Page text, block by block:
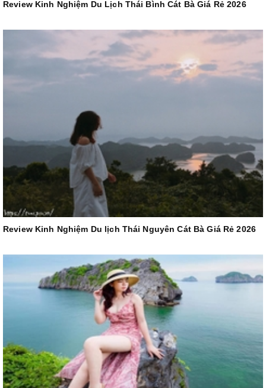
Review Kinh Nghiệm Du Lịch Thái Bình Cát Bà Giá Rẻ 2026
Review Kinh Nghiệm Du lịch Thái Nguyên Cát Bà Giá Rẻ 2026